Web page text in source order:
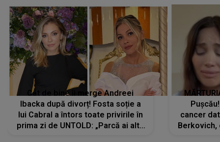
Cât de bine îi merge Andreei
Ibacka după divorț! Fosta soție a
lui Cabral a întors toate privirile în
prima zi de UNTOLD: „Parcă ai altă
cancer
Berkovich,